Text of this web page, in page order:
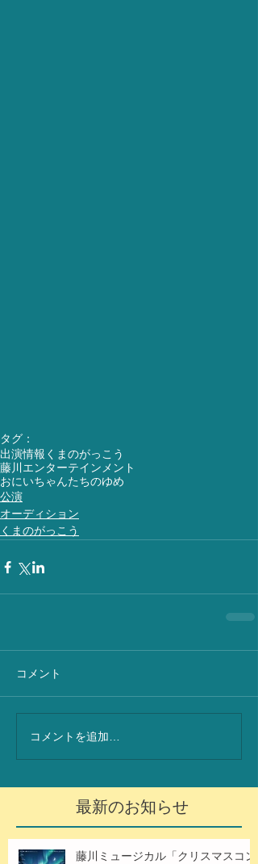
タグ：
出演情報 くまのがっこう
藤川エンターテインメント
おにいちゃんたちのゆめ
公演
オーディション
くまのがっこう
コメント
コメントを追加…
最新のお知らせ
藤川ミュージカル「クリスマスコン